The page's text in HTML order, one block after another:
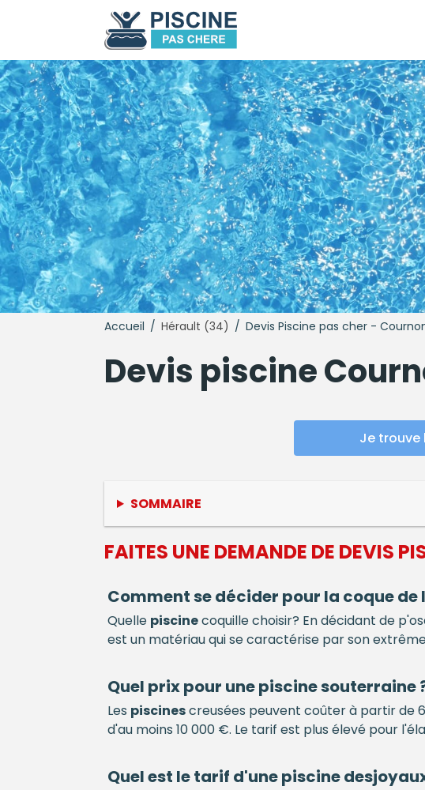
Accueil / Hérault (34) / Devis Piscine pas cher -
Devis piscine
Je trouve
SOMMAIRE
FAITES UNE DEMANDE DE DEVIS
Comment se décider pour la coque de
Quelle piscinecoquille choisir? En décidant de
est un matériau qui se caractérise par son
Quel prix pour unepiscinesouterraine
Les piscinescreusées peuvent coûter à partir de
d'au moins 10 000 €. Le tarif est plus élevé pour
Quel est le tarif d'unepiscine